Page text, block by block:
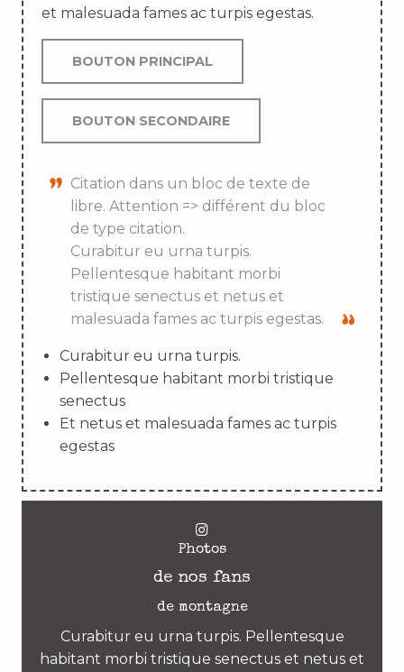
et malesuada fames ac turpis egestas.
BOUTON PRINCIPAL
BOUTON SECONDAIRE
Citation dans un bloc de texte de
libre. Attention => différent du bloc
de type citation.
Curabitur eu urna turpis.
Pellentesque habitant morbi
tristique senectus et netus et
malesuada fames ac turpis egestas.
Curabitur eu urna turpis.
Pellentesque habitant morbi tristique
senectus
Et netus et malesuada fames ac turpis
egestas
Photos
de nos fans
de montagne
Curabitur eu urna turpis. Pellentesque
habitant morbi tristique senectus et netus et